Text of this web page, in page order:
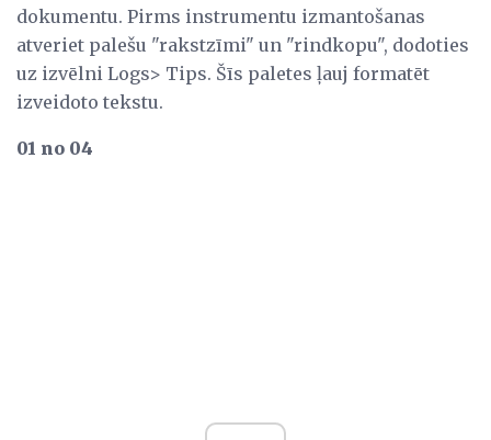
dokumentu. Pirms instrumentu izmantošanas
atveriet palešu "rakstzīmi" un "rindkopu", dodoties
uz izvēlni Logs> Tips. Šīs paletes ļauj formatēt
izveidoto tekstu.
01 no 04